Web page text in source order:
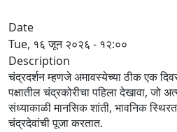
One
Accessibility
screen
reader,
press
'Ctrl
Date
Tue, १६ जून २०२६ - १२:००
Description
चंद्रदर्शन म्हणजे अमावस्येच्या ठीक एक
पक्षातील चंद्रकोरीचा पहिला देखावा, जो
संध्याकाळी मानसिक शांती, भावनिक
चंद्रदेवांची पूजा करतात.